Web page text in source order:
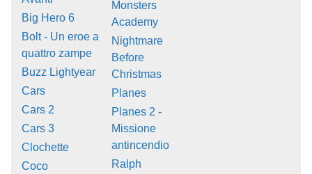
Big Hero 6
Bolt - Un eroe a
quattro zampe
Buzz Lightyear
Cars
Cars 2
Cars 3
Clochette
Coco
Monsters
Academy
Nightmare
Before
Christmas
Planes
Planes 2 -
Missione
antincendio
Ralph